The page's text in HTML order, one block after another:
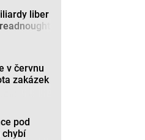
liber
v červnu
zakázek
pod
chybí